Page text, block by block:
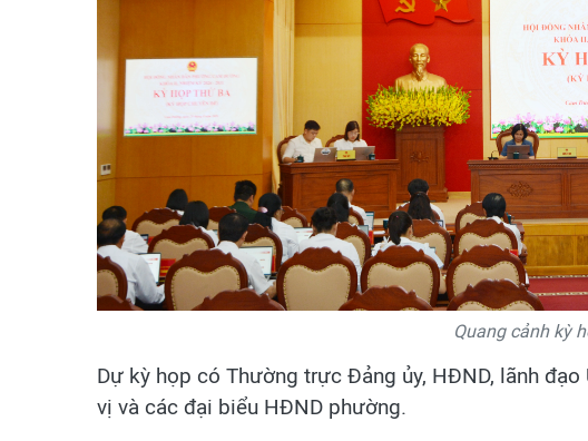
Quang cảnh kỳ
Dự kỳ họp có Thường trực Đảng ủy, HĐND, lãnh đạo
vị và các đại biểu HĐND phường.